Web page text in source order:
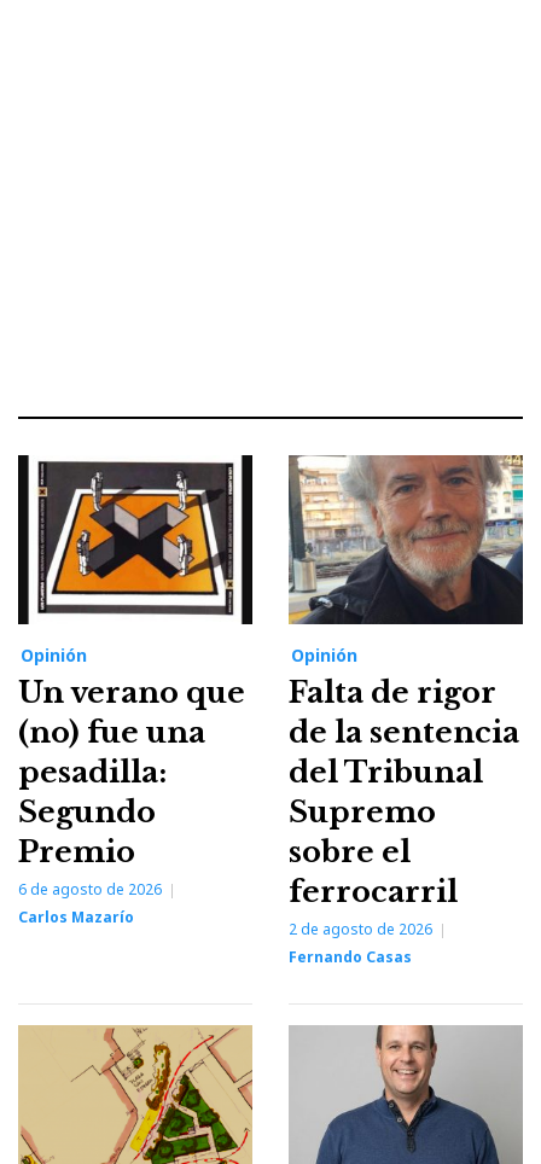
Opinión
Un verano que
(no) fue una
pesadilla:
Segundo
Premio
6 de agosto de 2026
Carlos Mazarío
Opinión
Falta de rigor
de la sentencia
del Tribunal
Supremo
sobre el
ferrocarril
2 de agosto de 2026
Fernando Casas